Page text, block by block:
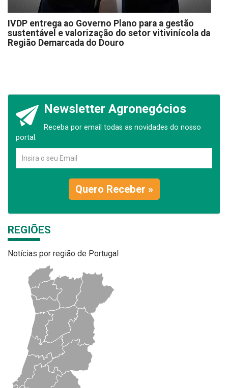
IVDP entrega ao Governo Plano para a gestão
sustentável e valorização do setor vitivinícola da
Região Demarcada do Douro
Newsletter Agronegócios
Receba por email todas as novidades do nosso
portal.
Quero Receber »
REGIÕES
Notícias por região de Portugal